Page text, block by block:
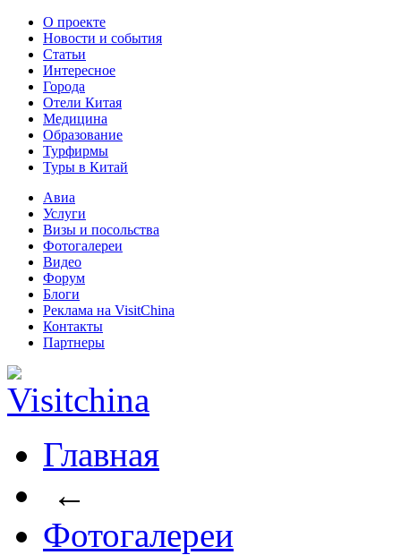
О проекте
Новости и события
Статьи
Интересное
Города
Отели Китая
Медицина
Образование
Турфирмы
Туры в Китай
Авиа
Услуги
Визы и посольства
Фотогалереи
Видео
Форум
Блоги
Реклама на VisitChina
Контакты
Партнеры
Главная
←
Фотогалереи